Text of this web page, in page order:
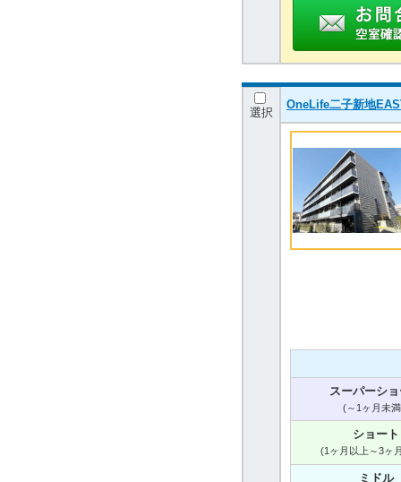
選択
OneLife二子新地
スーパーシ
(～1ヶ月未
ショート
(1ヶ月以上～3ヶ
ミドル